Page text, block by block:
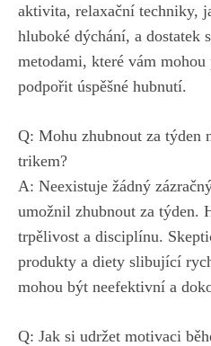
aktivita, relaxační techniky,⁤
hluboké dýchání, ‌a dostatek
⁤metodami, ‍které vám
podpořit úspěšné hubnutí.
Q: Mohu zhubnout‌ za týden⁢
trikem?
A: Neexistuje ⁢žádný
umožnil‍ zhubnout ⁤za⁤ týden.
trpělivost a disciplínu.‍
produkty a ‍diety slibující
mohou být neefektivní a
Q: Jak si udržet motivaci